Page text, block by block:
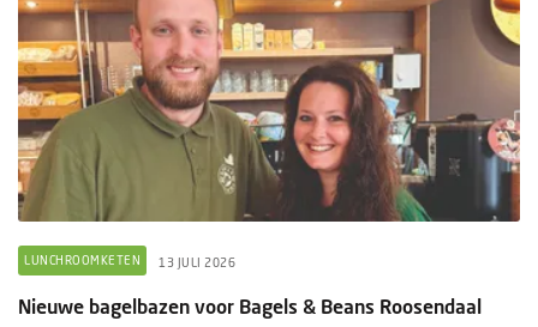
LUNCHROOMKETEN 13 JULI 2026
Nieuwe bagelbazen voor Bagels & Beans Roosendaal